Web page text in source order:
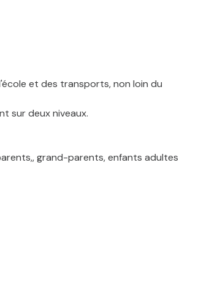
et des transports, non loin du
sur deux niveaux.
grand-parents, enfants adultes